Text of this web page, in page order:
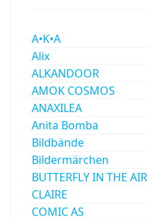
A•K•A
Alix
ALKANDOOR
AMOK COSMOS
ANAXILEA
Anita Bomba
Bildbände
Bildermärchen
BUTTERFLY IN THE AIR
CLAIRE
COMIC AS